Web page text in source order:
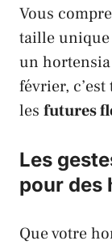
Vous
taille
un
février,
les futures
Les
pour des
Que votre